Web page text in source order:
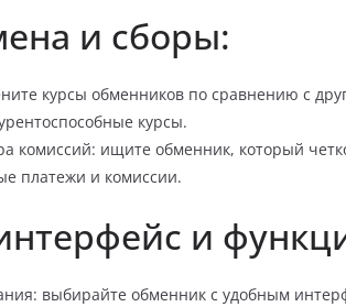
и сборы:
курсы обменников по сравнению с
курсы.
комиссий: ищите обменник, который
платежи и комиссии.
и
выбирайте обменник с удобным